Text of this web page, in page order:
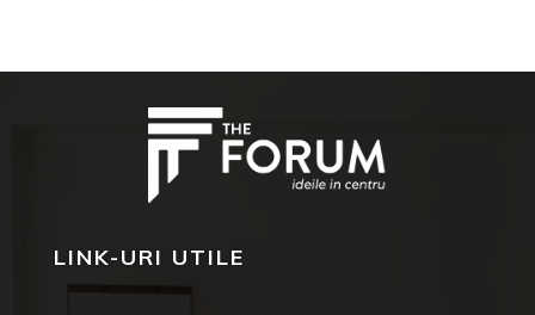
LINK-URI UTILE